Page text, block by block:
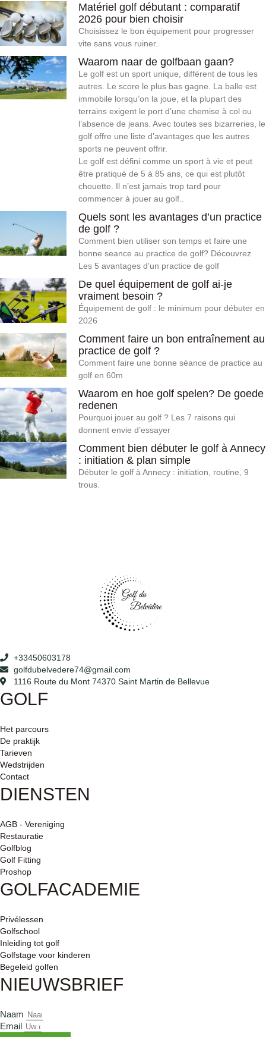
Matériel golf débutant : comparatif
2026 pour bien choisir
Choisissez le bon équipement pour progresser
vite sans vous ruiner.
Waarom naar de golfbaan gaan?
Le golf est un sport unique, différent de tous les
autres. Le score le plus bas gagne. La balle est
immobile lorsqu’on la joue, et la plupart des
terrains exigent le port d’une chemise à col ou
l’absence de jeans. Avec toutes ses bizarreries, le
golf offre une liste d’avantages que les autres
sports ne peuvent offrir.
Le golf est défini comme un sport à vie et peut
être pratiqué de 5 à 85 ans, ce qui est plutôt
chouette. Il n’est jamais trop tard pour
commencer à jouer au golf..
Quels sont les avantages d’un practice
de golf ?
Comment bien utiliser son temps et faire une
bonne seance au practice de golf? Découvrez
Les 5 avantages d’un practice de golf
De quel équipement de golf ai-je
vraiment besoin ?
Équipement de golf : le minimum pour débuter en
2026
Comment faire un bon entraînement au
practice de golf ?
Comment faire une bonne séance de practice au
golf en 60m
Waarom en hoe golf spelen? De goede
redenen
Pourquoi jouer au golf ? Les 7 raisons qui
donnent envie d’essayer
Comment bien débuter le golf à Annecy
: initiation & plan simple
Débuter le golf à Annecy : initiation, routine, 9
trous.
+33450603178
golfdubelvedere74@gmail.com
1116 Route du Mont 74370 Saint Martin de Bellevue
GOLF
Het parcours
De praktijk
Tarieven
Wedstrijden
Contact
DIENSTEN
AGB - Vereniging
Restauratie
Golfblog
Golf Fitting
Proshop
GOLFACADEMIE
Privélessen
Golfschool
Inleiding tot golf
Golfstage voor kinderen
Begeleid golfen
NIEUWSBRIEF
Naam
Email